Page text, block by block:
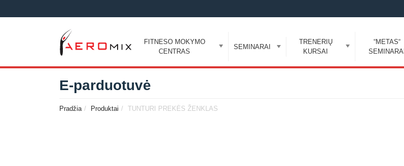
FITNESO MOKYMO
CENTRAS
SEMINARAI
TRENERIŲ
KURSAI
“METAS“
SEMINARAI
E-parduotuvė
Pradžia Produktai TUNTURI PREKĖS ŽENKLAS